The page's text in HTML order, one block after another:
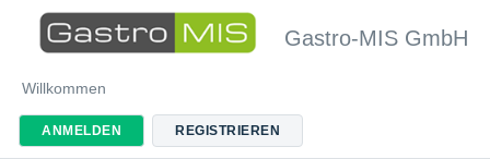
Gastro-MIS GmbH
Willkommen
ANMELDEN REGISTRIEREN